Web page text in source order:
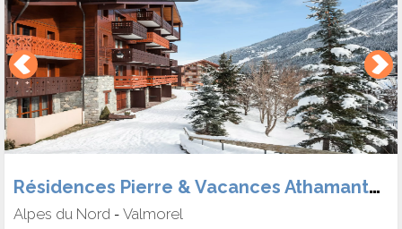
Résidences Pierre & Vacances Athamante et Valériane
Alpes du Nord - Valmorel